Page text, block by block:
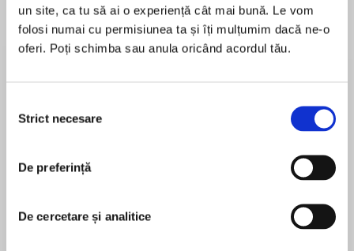
un site, ca tu să ai o experiență cât mai bună. Le vom
folosi numai cu permisiunea ta și îți mulțumim dacă ne-o
oferi. Poți schimba sau anula oricând acordul tău.
consimțământului
Strict necesare
De preferință
De cercetare și analitice
Elita de Argint (Elita
de...
Diavolul se îmbracă de
la...
Lauren Weisberger
Migdală
Desprecarte
istorie ai Orientului Mijlociu folosind suspansul,
documentele, observația directă, investigația